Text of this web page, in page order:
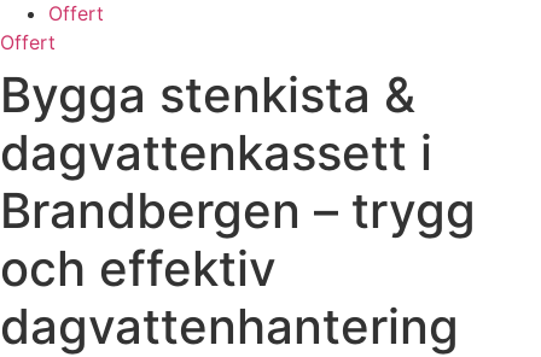
Offert
Offert
Bygga stenkista &
dagvattenkassett i
Brandbergen – trygg
och effektiv
dagvattenhantering